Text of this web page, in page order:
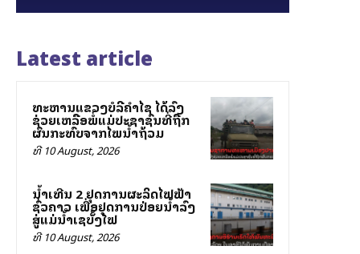
Latest article
ທະຫານແຂວງບໍລີຄຳໄຊ ໄດ້ລົງ
ຊ່ວຍເຫລືອພໍ່ແມ່ປະຊາຊົນທີ່ຖືກ
ຜົນກະທົບຈາກໄພນ້ຳຖ້ວມ
ທີ 10 August, 2026
ນໍ້າເທີນ 2 ຢຸດການຜະລິດໄຟຟ້າ
ຊົ່ວຄາວ ເພື່ອຢຸດການປ່ອຍນໍ້າລົງ
ສູ່ແມ່ນໍ້າເຊບັ້ງໄຟ
ທີ 10 August, 2026